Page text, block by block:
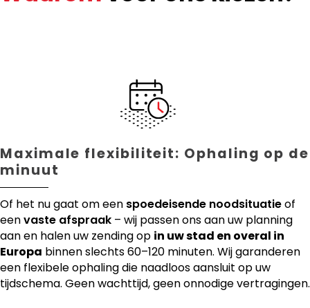
Maximale flexibiliteit: Ophaling op de
minuut
Of het nu gaat om een spoedeisende noodsituatieof
eenvaste afspraak – wij passen ons aan uw planning
aan en halen uw zending op in uw stad en overal in
Europa binnen slechts 60–120 minuten. Wij garanderen
een flexibele ophaling die naadloos aansluit op uw
tijdschema. Geen wachttijd, geen onnodige vertragingen.